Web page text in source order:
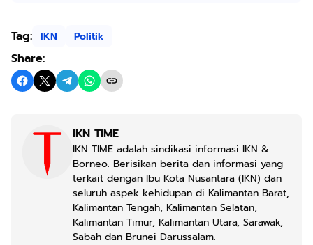
Tag: IKN Politik
Share:
IKN TIME
IKN TIME adalah sindikasi informasi IKN &
Borneo. Berisikan berita dan informasi yang
terkait dengan Ibu Kota Nusantara (IKN) dan
seluruh aspek kehidupan di Kalimantan Barat,
Kalimantan Tengah, Kalimantan Selatan,
Kalimantan Timur, Kalimantan Utara, Sarawak,
Sabah dan Brunei Darussalam.